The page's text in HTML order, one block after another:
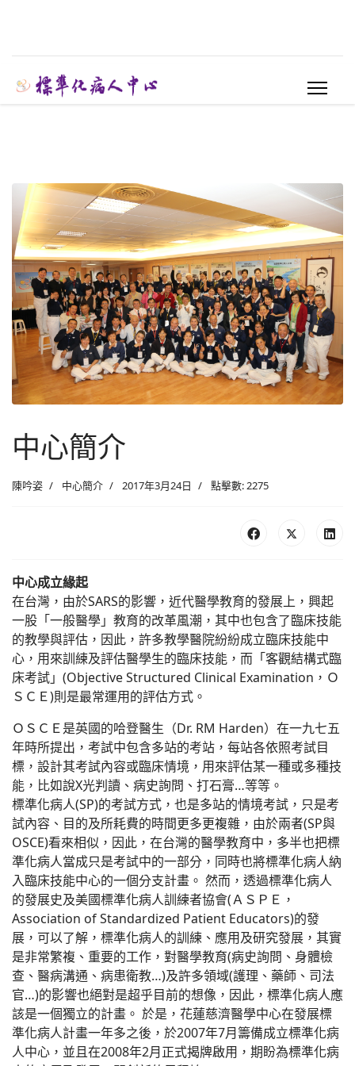
中心簡介
陳吟姿 中心簡介 2017年3月24日 點擊數: 2275
中心成立緣起
在台灣，由於SARS的影響，近代醫學教育的發展上，興起
一股「一般醫學」教育的改革風潮，其中也包含了臨床技能
的教學與評估，因此，許多教學醫院紛紛成立臨床技能中
心，用來訓練及評估醫學生的臨床技能，而「客觀結構式臨
床考試」(Objective Structured Clinical Examination，Ｏ
ＳＣＥ)則是最常運用的評估方式。
ＯＳＣＥ是英國的哈登醫生（Dr. RM Harden）在一九七五
年時所提出，考試中包含多站的考站，每站各依照考試目
標，設計其考試內容或臨床情境，用來評估某一種或多種技
能，比如說X光判讀、病史詢問、打石膏…等等。
標準化病人(SP)的考試方式，也是多站的情境考試，只是考
試內容、目的及所耗費的時間更多更複雜，由於兩者(SP與
OSCE)看來相似，因此，在台灣的醫學教育中，多半也把標
準化病人當成只是考試中的一部分，同時也將標準化病人納
入臨床技能中心的一個分支計畫。 然而，透過標準化病人
的發展史及美國標準化病人訓練者協會(ＡＳＰＥ，
Association of Standardized Patient Educators)的發
展，可以了解，標準化病人的訓練、應用及研究發展，其實
是非常繁複、重要的工作，對醫學教育(病史詢問、身體檢
查、醫病溝通、病患衛教…)及許多領域(護理、藥師、司法
官…)的影響也絕對是超乎目前的想像，因此，標準化病人應
該是一個獨立的計畫。 於是，花蓮慈濟醫學中心在發展標
準化病人計畫一年多之後，於2007年7月籌備成立標準化病
人中心，並且在2008年2月正式揭牌啟用，期盼為標準化病